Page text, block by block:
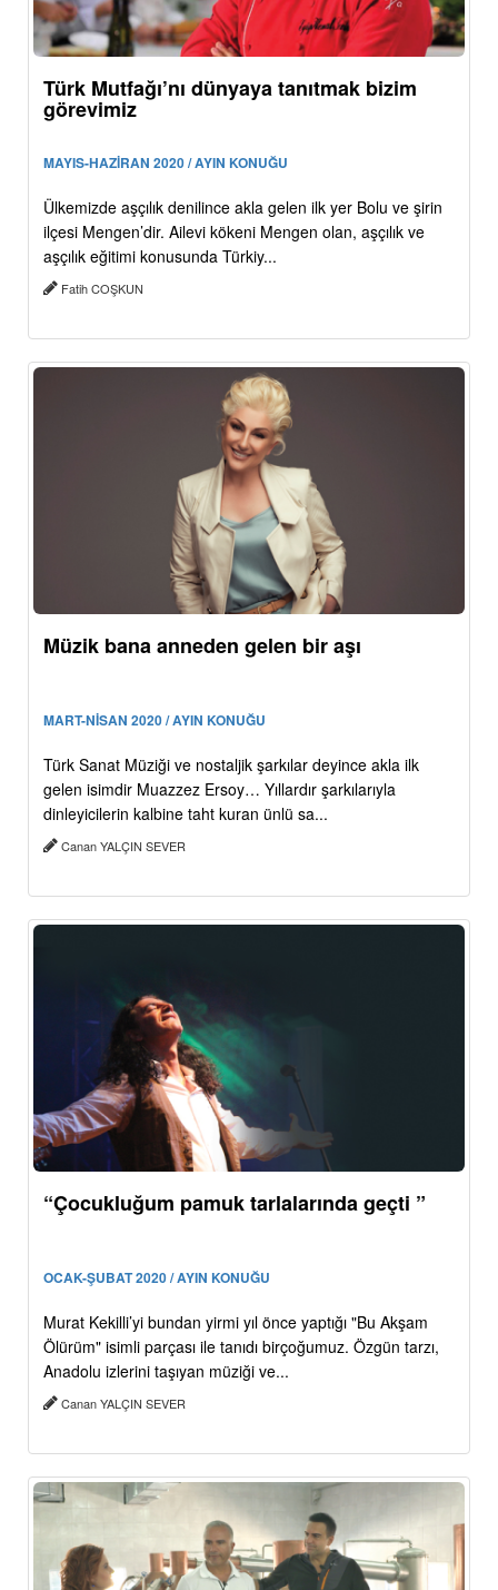
Türk Mutfağı’nı dünyaya tanıtmak bizim
görevimiz
MAYIS-HAZİRAN 2020 / AYIN KONUĞU
Ülkemizde aşçılık denilince akla gelen ilk yer Bolu ve şirin
ilçesi Mengen’dir. Ailevi kökeni Mengen olan, aşçılık ve
aşçılık eğitimi konusunda Türkiy...
Fatih COŞKUN
Müzik bana anneden gelen bir aşı
MART-NİSAN 2020 / AYIN KONUĞU
Türk Sanat Müziği ve nostaljik şarkılar deyince akla ilk
gelen isimdir Muazzez Ersoy… Yıllardır şarkılarıyla
dinleyicilerin kalbine taht kuran ünlü sa...
Canan YALÇIN SEVER
“Çocukluğum pamuk tarlalarında geçti ”
OCAK-ŞUBAT 2020 / AYIN KONUĞU
Murat Kekilli’yi bundan yirmi yıl önce yaptığı "Bu Akşam
Ölürüm" isimli parçası ile tanıdı birçoğumuz. Özgün tarzı,
Anadolu izlerini taşıyan müziği ve...
Canan YALÇIN SEVER